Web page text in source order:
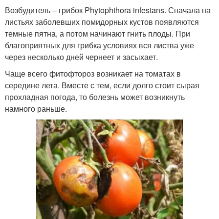
Возбудитель – грибок Phytophthora infestans. Сначала на
листьях заболевших помидорных кустов появляются
темные пятна, а потом начинают гнить плоды. При
благоприятных для грибка условиях вся листва уже
через несколько дней чернеет и засыхает.
Чаще всего фитофтороз возникает на томатах в
середине лета. Вместе с тем, если долго стоит сырая
прохладная погода, то болезнь может возникнуть
намного раньше.